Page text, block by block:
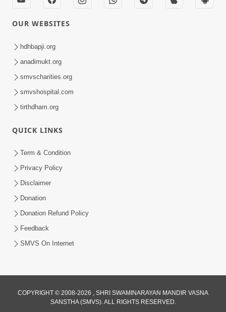
મંગળા આરતી બાદ બાપાના શ્લોક કેવી રીતે
બોલવા ? | Sankalp Sabha Saar
18/03/2023 | Swaminarayan | SMVS
Mangla Aarti Murti ma Rahine Karavani
18/03/2023 | Swaminarayan | SMVS
Mar 20, 2023
2:00
OUR WEBSITES
hdhbapji.org
anadimukt.org
smvscharities.org
smvshospital.com
tirthdham.org
QUICK LINKS
Term & Condition
Privacy Policy
Disclaimer
Donation
Donation Refund Policy
Feedback
SMVS On Internet
COPYRIGHT © 2008-2026 , SHRI SWAMINARAYAN MANDIR VASNA
SANSTHA (SMVS). ALL RIGHTS RESERVED.